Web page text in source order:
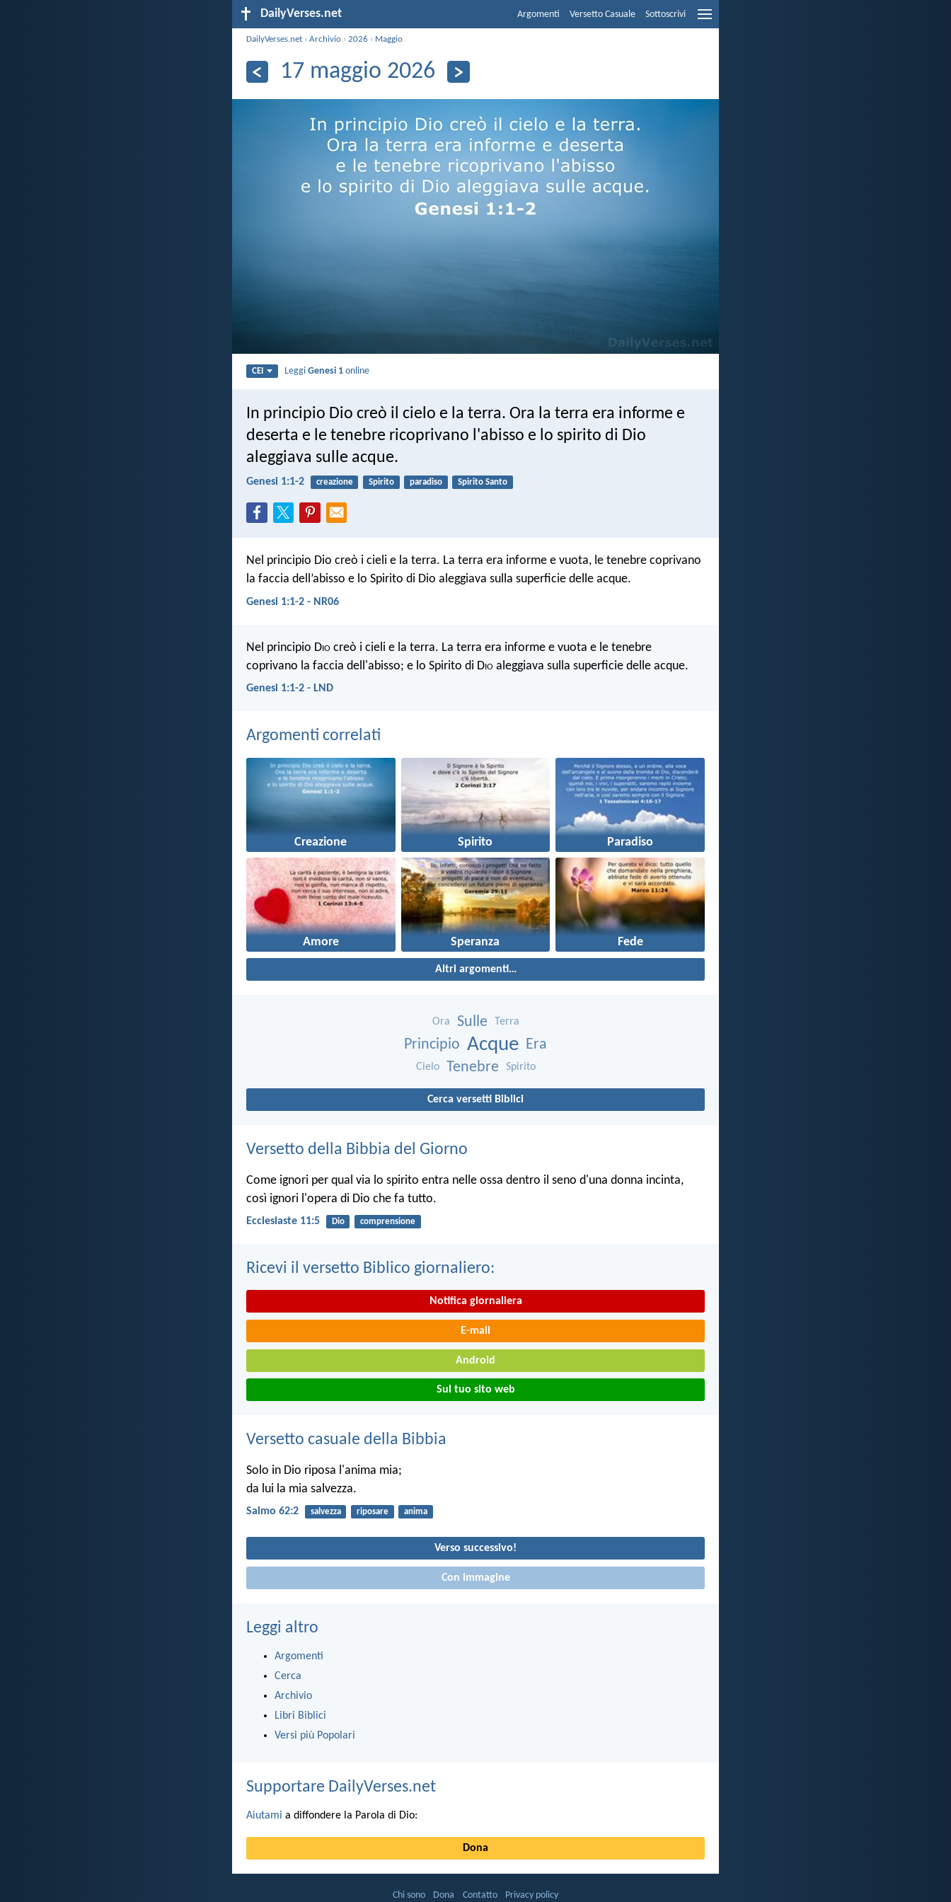
DailyVerses.net Argomenti Versetto Casuale Sottoscrivi
DailyVerses.net ›Archivio ›2026 › Maggio
17 maggio 2026
CEI LeggiGenesi 1 online
In principio Dio creò il cielo e la terra. Ora la terra era informe e
deserta e le tenebre ricoprivano l'abisso e lo spirito di Dio
aleggiava sulle acque.
Genesi 1:1-2 creazione Spirito paradiso Spirito Santo
Nel principio Dio creò i cieli e la terra. La terra era informe e vuota, le tenebre coprivano
la faccia dell’abisso e lo Spirito di Dio aleggiava sulla superficie delle acque.
Genesi 1:1-2 - NR06
Nel principio Dio creò i cieli e la terra. La terra era informe e vuota e le tenebre
coprivano la faccia dell'abisso; e lo Spirito di Dio aleggiava sulla superficie delle acque.
Genesi 1:1-2 - LND
Argomenti correlati
Creazione Spirito Paradiso
Amore Speranza Fede
Altri argomenti…
Ora Sulle Terra
Principio Acque Era
Cielo Tenebre Spirito
Cerca versetti Biblici
Versetto della Bibbia del Giorno
Come ignori per qual via lo spirito entra nelle ossa dentro il seno d'una donna incinta,
così ignori l'opera di Dio che fa tutto.
Ecclesiaste 11:5 Dio comprensione
Ricevi il versetto Biblico giornaliero:
Notifica giornaliera
E-mail
Android
Sul tuo sito web
Versetto casuale della Bibbia
Solo in Dio riposa l'anima mia;
da lui la mia salvezza.
Salmo 62:2 salvezza riposare anima
Verso successivo!
Con immagine
Leggi altro
Argomenti
Cerca
Archivio
Libri Biblici
Versi più Popolari
Supportare DailyVerses.net
Aiutami a diffondere la Parola di Dio:
Dona
Chi sono Dona Contatto Privacy policy